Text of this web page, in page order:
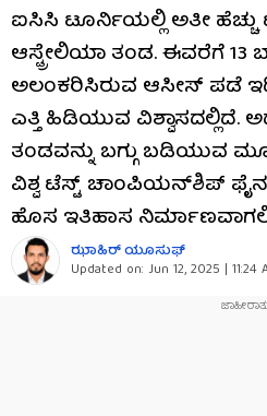
ಐಸಿಸಿ ಟೂರ್ನಿಯಲ್ಲಿ ಅತೀ ಹೆಚ್ಚು
ಆಸ್ಟ್ರೇಲಿಯಾ ತಂಡ. ಈವರೆಗೆ
ಅಲಂಕರಿಸಿರುವ ಆಸೀಸ್ ಪಡೆ
ಎತ್ತಿ ಹಿಡಿಯುವ ವಿಶ್ವಾಸದಲ್ಲಿದೆ.
ತಂಡವನ್ನು ಬಗ್ಗು ಬಡಿಯುವ
ವಿಶ್ವ ಟೆಸ್ಟ್ ಚಾಂಪಿಯನ್​ಶಿಪ್​
ಹೊಸ ಇತಿಹಾಸ
ಝಾಹಿರ್ ಯೂಸುಫ್
Updated on: Jun 12, 2025 | 11:24